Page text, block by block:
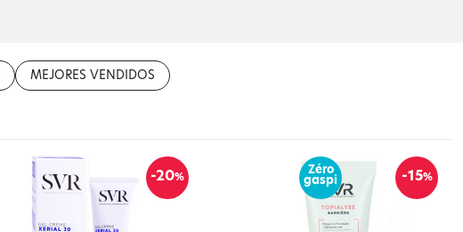
MEJORES VENDIDOS
-20% -15%
Zéro
gaspi